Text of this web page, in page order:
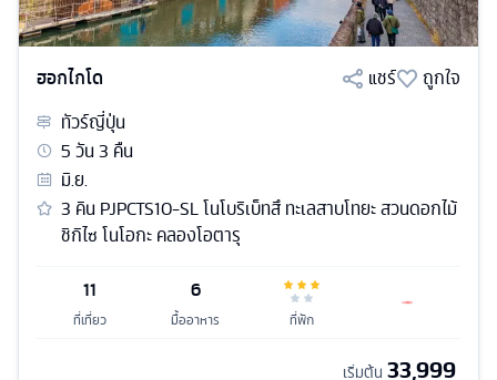
ฮอกไกโด แชร์
ถูกใจ
ทัวร์ญี่ปุ่น
5วัน3 คืน
มิ.ย.
3 คิน PJPCTS10-SL โนโบริเบ็ทสึ ทะเลสาบโทยะ สวนดอกไม้
ชิกิไซ โนโอกะ คลองโอตารุ
11
ที่เที่ยว
6
มื้ออาหาร ที่พัก
เริ่มต้น 33,999